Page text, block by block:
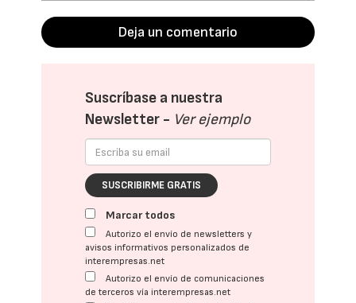
Deja un comentario
Suscríbase a nuestra
Newsletter - Ver ejemplo
SUSCRIBIRME GRATIS
Marcar todos
Autorizo el envío de newsletters y
avisos informativos personalizados de
interempresas.net
Autorizo el envío de comunicaciones
de terceros vía interempresas.net